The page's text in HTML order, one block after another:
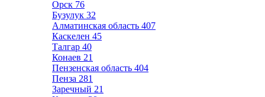
Орск 76
Бузулук 32
Алматинская область 407
Каскелен 45
Талгар 40
Конаев 21
Пензенская область 404
Пенза 281
Заречный 21